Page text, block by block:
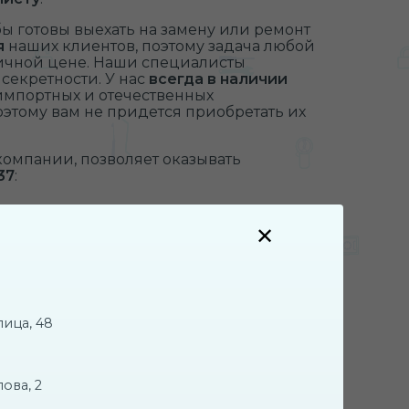
выехать на замену или ремонт
наших клиентов, поэтому задача любой
цене. Наши специалисты
У нас всегда в наличии
и отечественных
вам не придется приобретать их
позволяет оказывать
:
48
2